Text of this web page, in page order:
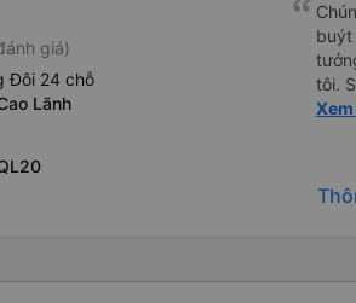
giá)
Đôi 24 chỗ
Lãnh
buýt
tôi.
tiên